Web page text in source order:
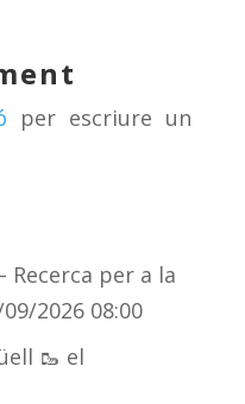
teper escriure un
Recerca per a la
2026 08:00
🥾 el